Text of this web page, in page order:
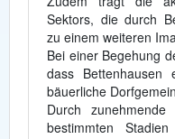
Sektors, die durch
zu einem weiteren
Bei einer Begehung
dass Bettenhausen
bäuerliche
Durch
bestimmten